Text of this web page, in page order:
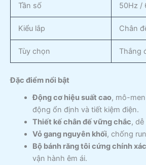
Tần số 50Hz /
Kiểu lắp Chân
Tùy chọn Thắng
Đặc điểm nổi bật
Động cơ hiệu suất cao, mô-
động ổn định và tiết kiệm điện.
Thiết kế chân đế vững chắc,
Vỏ gang nguyên khối, chống
Bộ bánh răng tôi cứng chính
vận hành êm ái.